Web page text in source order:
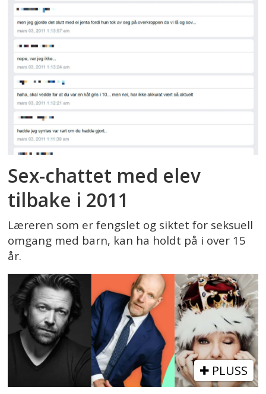
Sex-chattet med elev
tilbake i 2011
Læreren som er fengslet og siktet for seksuell
omgang med barn, kan ha holdt på i over 15
år.
PLUSS